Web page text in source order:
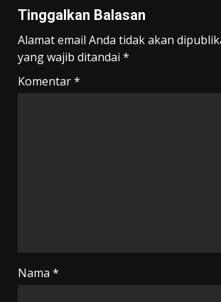
Tinggalkan Balasan
Alamat email Anda tidak akan
yang wajib ditandai *
Komentar*
Nama *